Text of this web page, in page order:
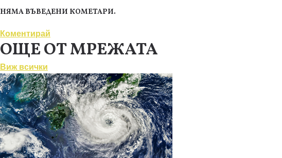
НЯМА ВЪВЕДЕНИ КОМЕТАРИ.
Коментирай
ОЩЕ ОТ МРЕЖАТА
Виж всички